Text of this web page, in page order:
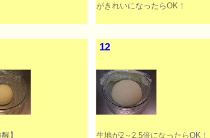
がきれいになったらOK！
】
12
生地が2～2.5倍になったらOK！